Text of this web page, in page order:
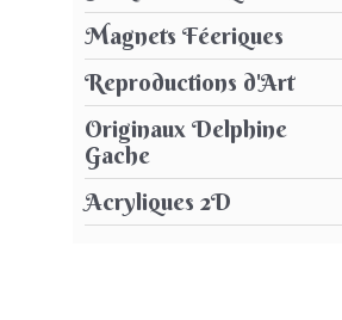
Magnets Féeriques
Reproductions d'Art
Originaux Delphine
Gache
Acryliques 2D